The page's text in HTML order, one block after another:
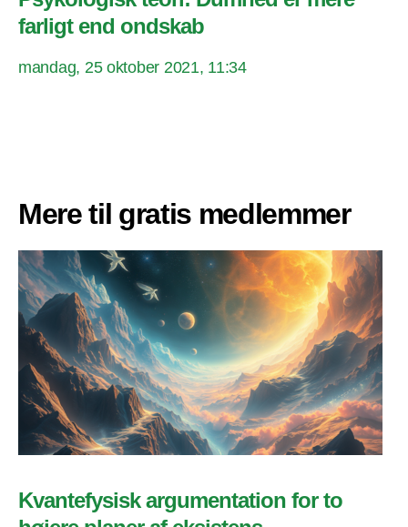
farligt end ondskab
mandag, 25 oktober 2021, 11:34
Mere til gratis medlemmer
Kvantefysisk argumentation for to